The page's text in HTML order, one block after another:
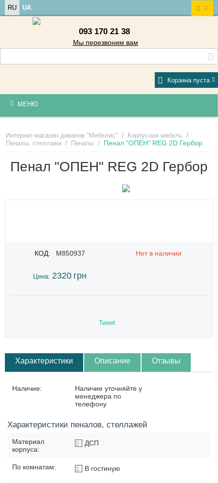
RU UA
093 170 21 38
Мы перезвоним вам
Корзина пуста
МЕНЮ
Интернет-магазин диванов "Мебелис" / Корпусная мебель /
Пеналы, стеллажи / Пеналы / Пенал "ОПЕН" REG 2D Гербор
Пенал "ОПЕН" REG 2D Гербор
КОД: M850937 Нет в наличии
Цена: 2320 грн
Tweet
Характеристики Описание Отзывы
Наличие:
Наличие уточняйте у
менеджера по
телефону
Характеристики пеналов, стеллажей
Материал
корпуса:
ДСП
По комнатам: В гостиную